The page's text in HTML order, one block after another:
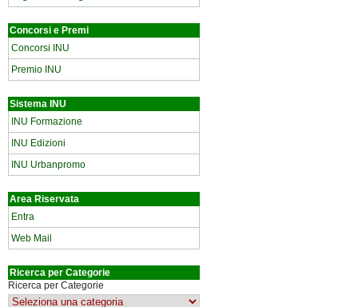
Concorsi e Premi
Concorsi INU
Premio INU
Sistema INU
INU Formazione
INU Edizioni
INU Urbanpromo
Area Riservata
Entra
Web Mail
Ricerca per Categorie
Ricerca per Categorie